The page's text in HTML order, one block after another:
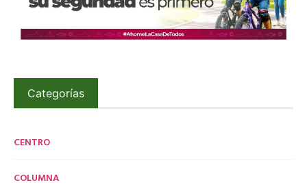
Categorías
CENTRO
COLUMNA